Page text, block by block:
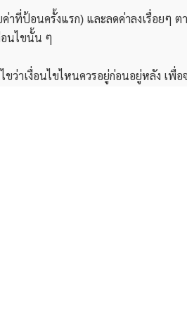
ที่ป้อนครั้งแรก) และลดค่าลงเรื่อยๆ ต
อนไขนั้น ๆ
ว่าเงื่อนไขไหนควรอยู่ก่อนอยู่หลัง เพื่อ